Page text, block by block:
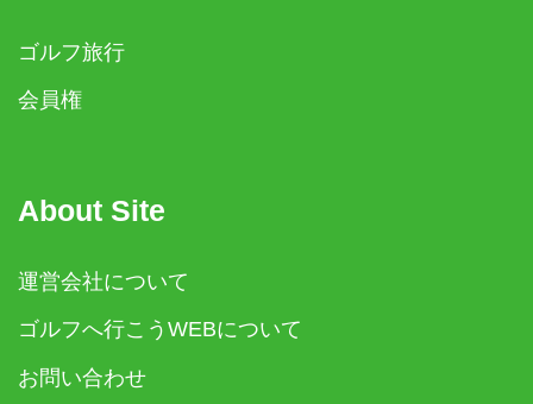
ゴルフ旅行
会員権
About Site
運営会社について
ゴルフへ行こうWEBについて
お問い合わせ